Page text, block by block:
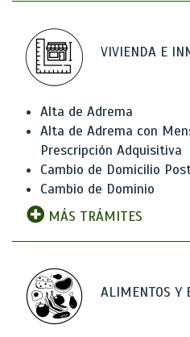
VIVIENDA E
Alta de Adrema
Alta de Adrema con
Prescripción Adquisitiva
Cambio de Domicilio
Cambio de Dominio
MÁS TRÁMITES
ALIMENTOS Y